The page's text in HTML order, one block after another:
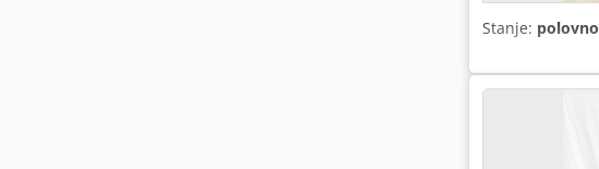
Stanje: polovno